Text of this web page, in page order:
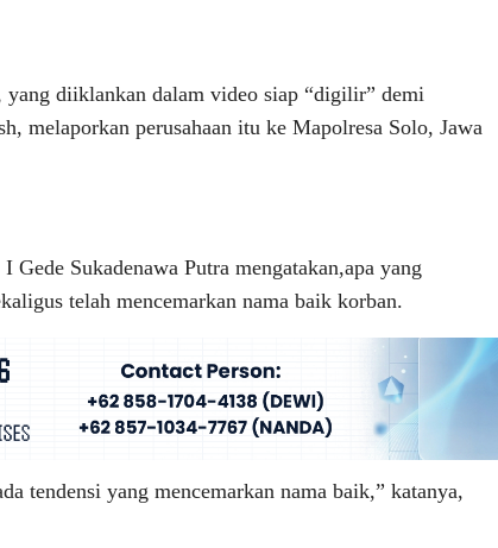
diiklankan dalam video siap “digilir” demi
melaporkan perusahaan itu ke Mapolresa Solo, Jawa
Sukadenawa Putra mengatakan,apa yang
telah mencemarkan nama baik korban.
tendensi yang mencemarkan nama baik,” katanya,